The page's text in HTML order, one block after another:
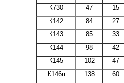
К730
47
15
К142
84
27
К143
85
33
К144
98
42
К145
102
47
К146п
138
60